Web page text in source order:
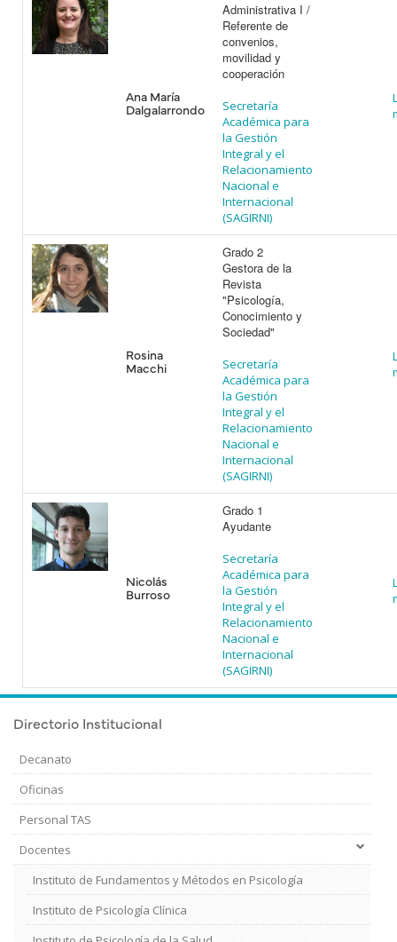
Directorio Institucional
Decanato
Oficinas
Personal TAS
Docentes
Instituto de Fundamentos y Métodos en Psicología
Instituto de Psicología Clínica
Ana María
Dalgalarrondo
Administrativa I /
Referente de
convenios,
movilidad y
cooperación
Secretaría
Académica para
la Gestión
Integral y el
Relacionamiento
Nacional e
Internacional
(SAGIRNI)
Rosina
Macchi
Grado 2
Gestora de la
Revista
"Psicología,
Conocimiento y
Sociedad"
Secretaría
Académica para
la Gestión
Integral y el
Relacionamiento
Nacional e
Internacional
(SAGIRNI)
Nicolás
Burroso
Grado 1
Ayudante
Secretaría
Académica para
la Gestión
Integral y el
Relacionamiento
Nacional e
Internacional
(SAGIRNI)